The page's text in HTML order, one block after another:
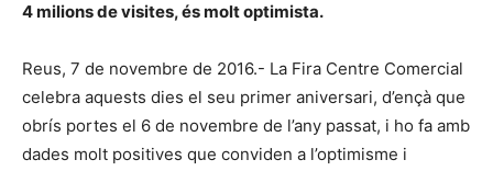
4 milions de visites, és molt optimista.
Reus, 7 de novembre de 2016.- La Fira Centre Comercial
celebra aquests dies el seu primer aniversari, d’ençà que
obrís portes el 6 de novembre de l’any passat, i ho fa amb
dades molt positives que conviden a l’optimisme i